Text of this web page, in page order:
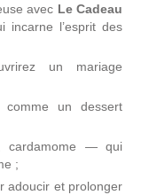
avec Le Cadeau
incarne l’esprit des
un mariage
, comme un dessert
cardamome — qui
;
adoucir et prolonger